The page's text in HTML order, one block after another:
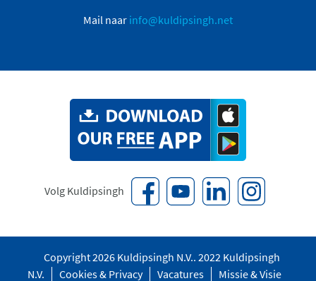
Mail naar info@kuldipsingh.net
Volg Kuldipsingh
Copyright 2026 Kuldipsingh N.V.. 2022 Kuldipsingh
N.V.
Cookies & Privacy Vacatures Missie & Visie